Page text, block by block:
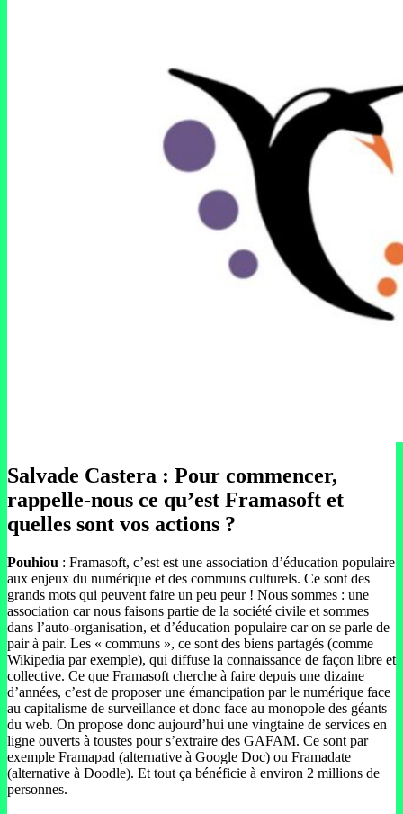
Salvade Castera : Pour commencer,
rappelle-nous ce qu’est Framasoft et
quelles sont vos actions ?
Pouhiou : Framasoft, c’est est une association d’éducation populaire
aux enjeux du numérique et des communs culturels. Ce sont des
grands mots qui peuvent faire un peu peur ! Nous sommes : une
association car nous faisons partie de la société civile et sommes
dans l’auto-organisation, et d’éducation populaire car on se parle de
pair à pair. Les « communs », ce sont des biens partagés (comme
Wikipedia par exemple), qui diffuse la connaissance de façon libre et
collective. Ce que Framasoft cherche à faire depuis une dizaine
d’années, c’est de proposer une émancipation par le numérique face
au capitalisme de surveillance et donc face au monopole des géants
du web. On propose donc aujourd’hui une vingtaine de services en
ligne ouverts à toustes pour s’extraire des GAFAM. Ce sont par
exemple Framapad (alternative à Google Doc) ou Framadate
(alternative à Doodle). Et tout ça bénéficie à environ 2 millions de
personnes.